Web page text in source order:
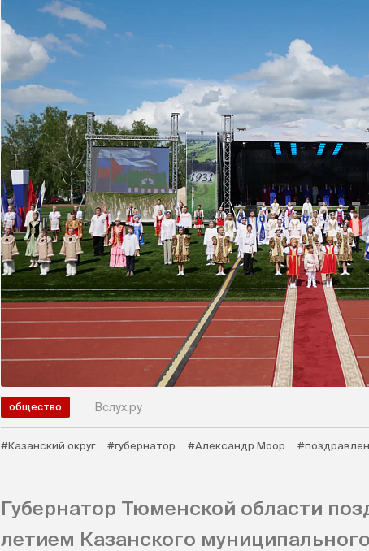
общество Вслух.ру
#Казанский округ #губернатор #Александр Моор
Губернатор Тюменской области
летием Казанского муниципального